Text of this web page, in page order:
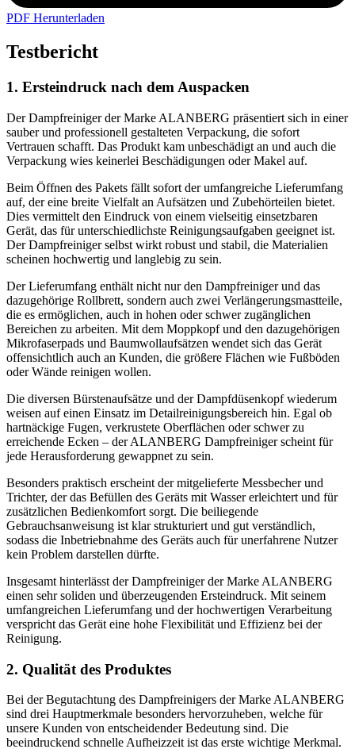
PDF Herunterladen
Testbericht
1. Ersteindruck nach dem Auspacken
Der Dampfreiniger der Marke ALANBERG präsentiert sich in einer
sauber und professionell gestalteten Verpackung, die sofort
Vertrauen schafft. Das Produkt kam unbeschädigt an und auch die
Verpackung wies keinerlei Beschädigungen oder Makel auf.
Beim Öffnen des Pakets fällt sofort der umfangreiche Lieferumfang
auf, der eine breite Vielfalt an Aufsätzen und Zubehörteilen bietet.
Dies vermittelt den Eindruck von einem vielseitig einsetzbaren
Gerät, das für unterschiedlichste Reinigungsaufgaben geeignet ist.
Der Dampfreiniger selbst wirkt robust und stabil, die Materialien
scheinen hochwertig und langlebig zu sein.
Der Lieferumfang enthält nicht nur den Dampfreiniger und das
dazugehörige Rollbrett, sondern auch zwei Verlängerungsmastteile,
die es ermöglichen, auch in hohen oder schwer zugänglichen
Bereichen zu arbeiten. Mit dem Moppkopf und den dazugehörigen
Mikrofaserpads und Baumwollaufsätzen wendet sich das Gerät
offensichtlich auch an Kunden, die größere Flächen wie Fußböden
oder Wände reinigen wollen.
Die diversen Bürstenaufsätze und der Dampfdüsenkopf wiederum
weisen auf einen Einsatz im Detailreinigungsbereich hin. Egal ob
hartnäckige Fugen, verkrustete Oberflächen oder schwer zu
erreichende Ecken – der ALANBERG Dampfreiniger scheint für
jede Herausforderung gewappnet zu sein.
Besonders praktisch erscheint der mitgelieferte Messbecher und
Trichter, der das Befüllen des Geräts mit Wasser erleichtert und für
zusätzlichen Bedienkomfort sorgt. Die beiliegende
Gebrauchsanweisung ist klar strukturiert und gut verständlich,
sodass die Inbetriebnahme des Geräts auch für unerfahrene Nutzer
kein Problem darstellen dürfte.
Insgesamt hinterlässt der Dampfreiniger der Marke ALANBERG
einen sehr soliden und überzeugenden Ersteindruck. Mit seinem
umfangreichen Lieferumfang und der hochwertigen Verarbeitung
verspricht das Gerät eine hohe Flexibilität und Effizienz bei der
Reinigung.
2. Qualität des Produktes
Bei der Begutachtung des Dampfreinigers der Marke ALANBERG
sind drei Hauptmerkmale besonders hervorzuheben, welche für
unsere Kunden von entscheidender Bedeutung sind. Die
beeindruckend schnelle Aufheizzeit ist das erste wichtige Merkmal.